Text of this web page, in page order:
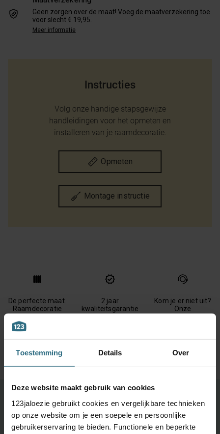
Toestemming Details Over
Deze website maakt gebruik van cookies
123jaloezie gebruikt cookies en vergelijkbare technieken
op onze website om je een soepele en persoonlijke
gebruikerservaring te bieden. Functionele en beperkte
Geen zorgen over de maat! Voeg de maatverzekering toe
voor slecht € 19,95.
Meer informatie
Instructies
Volg onze handige stapsgewijze
handleidingen voor het opmeten en
installeren van je raamdecoratie.
Opmeten
Montage instructie
De perfecte maat.
Raamdecoratie
met de hand
gemaakt
2 jaar
kwaliteitsgarantie
Kom je er niet uit?
Onze
Ontdek je favoriete product!
Grootste keuze uit diverse materialen en kleuren.